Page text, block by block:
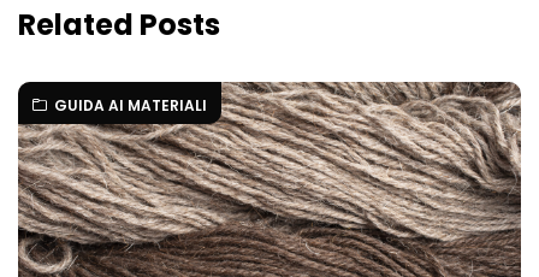
Related Posts
GUIDA AI MATERIALI